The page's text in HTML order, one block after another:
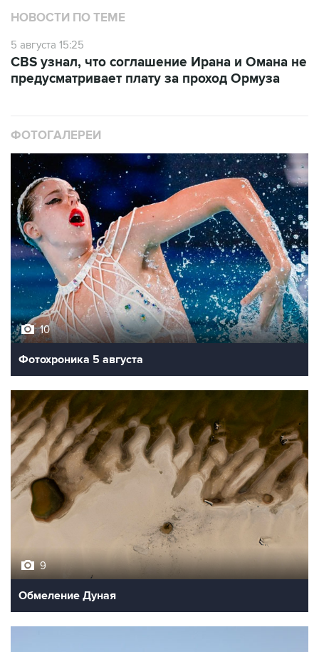
НОВОСТИ ПО ТЕМЕ
5 августа 15:25
CBS узнал, что соглашение Ирана и Омана не
предусматривает плату за проход Ормуза
ФОТОГАЛЕРЕИ
10
Фотохроника 5 августа
9
Обмеление Дуная